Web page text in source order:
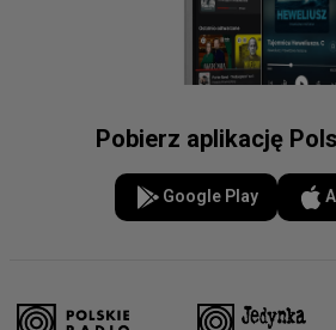
Pobierz aplikację
Google Play